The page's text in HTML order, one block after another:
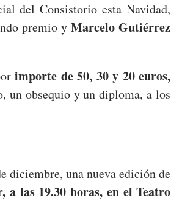
del Consistorio esta Navidad,
premio yMarcelo Gutiérrez
importe de 50, 30 y 20 euros,
un obsequio y un diploma, a los
diciembre, una nueva edición de
a las 19.30 horas, en el Teatro